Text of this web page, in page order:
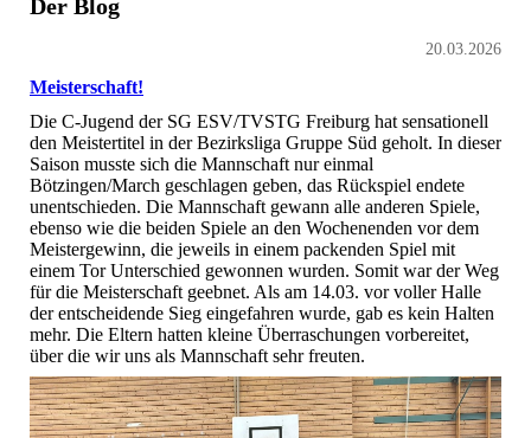
Der Blog
20.03.2026
Meisterschaft!
Die C-Jugend der SG ESV/TVSTG Freiburg hat sensationell
den Meistertitel in der Bezirksliga Gruppe Süd geholt. In dieser
Saison musste sich die Mannschaft nur einmal
Bötzingen/March geschlagen geben, das Rückspiel endete
unentschieden. Die Mannschaft gewann alle anderen Spiele,
ebenso wie die beiden Spiele an den Wochenenden vor dem
Meistergewinn, die jeweils in einem packenden Spiel mit
einem Tor Unterschied gewonnen wurden. Somit war der Weg
für die Meisterschaft geebnet. Als am 14.03. vor voller Halle
der entscheidende Sieg eingefahren wurde, gab es kein Halten
mehr. Die Eltern hatten kleine Überraschungen vorbereitet,
über die wir uns als Mannschaft sehr freuten.